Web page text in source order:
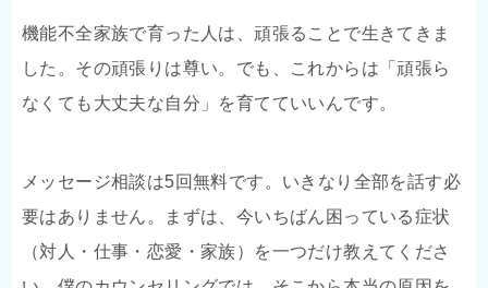
機能不全家族で育った人は、頑張ることで生きてきま
した。その頑張りは尊い。でも、これからは「頑張ら
なくても大丈夫な自分」を育てていいんです。
メッセージ相談は5回無料です。いきなり全部を話す必
要はありません。まずは、今いちばん困っている症状
（対人・仕事・恋愛・家族）を一つだけ教えてくださ